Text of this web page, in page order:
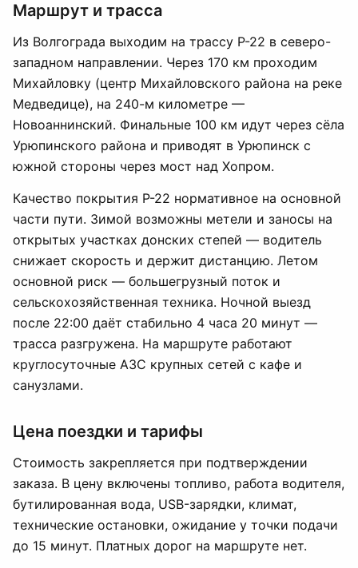
Маршрут и трасса
Из Волгограда выходим на трассу Р-22 в северо-
западном направлении. Через 170 км проходим
Михайловку (центр Михайловского района на реке
Медведице), на 240-м километре —
Новоаннинский. Финальные 100 км идут через сёла
Урюпинского района и приводят в Урюпинск с
южной стороны через мост над Хопром.
Качество покрытия Р-22 нормативное на основной
части пути. Зимой возможны метели и заносы на
открытых участках донских степей — водитель
снижает скорость и держит дистанцию. Летом
основной риск — большегрузный поток и
сельскохозяйственная техника. Ночной выезд
после 22:00 даёт стабильно 4 часа 20 минут —
трасса разгружена. На маршруте работают
круглосуточные АЗС крупных сетей с кафе и
санузлами.
Цена поездки и тарифы
Стоимость закрепляется при подтверждении
заказа. В цену включены топливо, работа водителя,
бутилированная вода, USB-зарядки, климат,
технические остановки, ожидание у точки подачи
до 15 минут. Платных дорог на маршруте нет.